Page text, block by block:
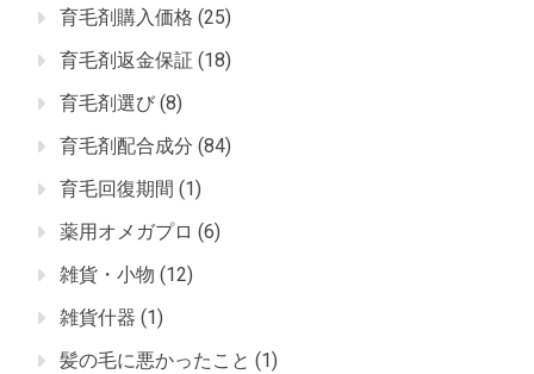
育毛剤購入価格 (25)
育毛剤返金保証 (18)
育毛剤選び (8)
育毛剤配合成分 (84)
育毛回復期間 (1)
薬用オメガプロ (6)
雑貨・小物 (12)
雑貨什器 (1)
髪の毛に悪かったこと (1)